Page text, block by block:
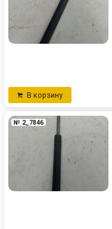
В корзину
№ 2_7846